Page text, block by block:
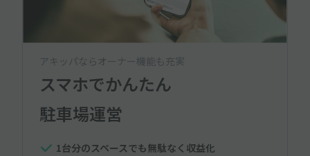
アキッパならオーナー機能も充実
スマホでかんたん
駐車場運営
1台分のスペースでも無駄なく収益化